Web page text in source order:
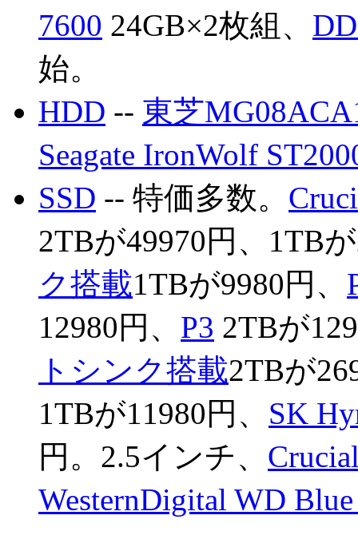
7600 24GB×2枚組、
始。
HDD -- 東芝
Seagate IronWolf
SSD -- 特価多数。
2TBが49970円、1TB
ク搭載1TBが9980円、
12980円、 P3 2TBが
トシンク搭載2TBが
1TBが11980円、 SK
円。2.5インチ、
WesternDigital WD